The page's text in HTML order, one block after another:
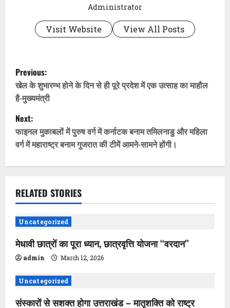
Administrator
Visit Website View All Posts
P
o
s
t
n
v
i
g
a
t
Previous:
खेल के शुभारम्भ होने के दिन से ही पूरे प्रदेश में एक उत्साह का माहौल
है-मुख्यमंत्री
Next:
फाइनल मुकाबलों में पुरुष वर्ग में कर्नाटक बनाम तमिलनाडु और महिला
वर्ग में महाराष्ट्र बनाम गुजरात की टीमें आमने-सामने होंगी।
RELATED STORIES
Uncategorized
मेधावी छात्रों का पूरा ध्यान, छात्रवृत्ति योजना ‘‘वरदान’’
admin March 12, 2026
Uncategorized
संस्कारों से सशक्त होगा उत्तराखंड – मातृशक्ति को राष्ट्र